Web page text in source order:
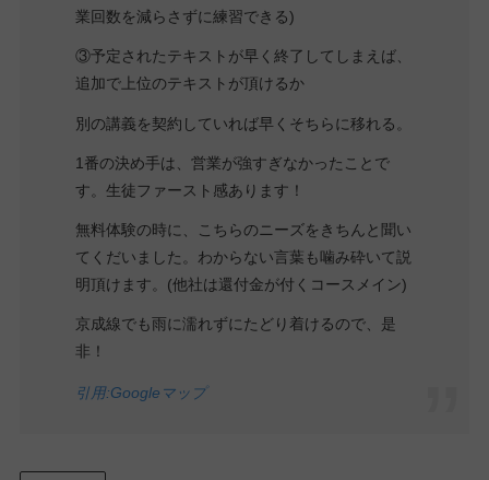
業回数を減らさずに練習できる)
③予定されたテキストが早く終了してしまえば、
追加で上位のテキストが頂けるか
別の講義を契約していれば早くそちらに移れる。
1番の決め手は、営業が強すぎなかったことで
す。生徒ファースト感あります！
無料体験の時に、こちらのニーズをきちんと聞い
てくだいました。わからない言葉も噛み砕いて説
明頂けます。(他社は還付金が付くコースメイン)
京成線でも雨に濡れずにたどり着けるので、是
非！
引用:Googleマップ